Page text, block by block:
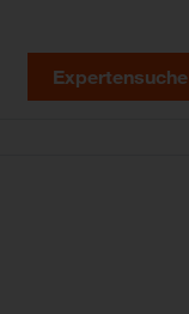
Expertensuche